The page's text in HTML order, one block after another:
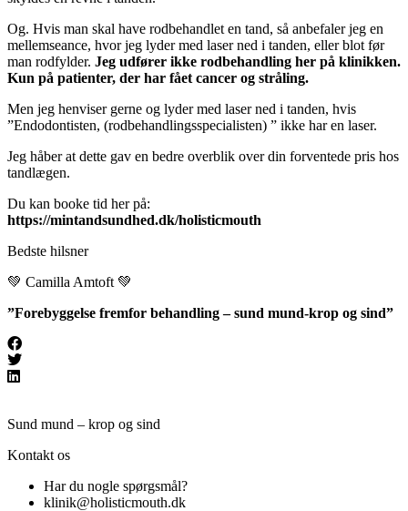
Og. Hvis man skal have rodbehandlet en tand, så anbefaler jeg en
mellemseance, hvor jeg lyder med laser ned i tanden, eller blot før
man rodfylder. Jeg udfører ikke rodbehandling her på klinikken.
Kun på patienter, der har fået cancer og stråling.
Men jeg henviser gerne og lyder med laser ned i tanden, hvis
”Endodontisten, (rodbehandlingsspecialisten) ” ikke har en laser.
Jeg håber at dette gav en bedre overblik over din forventede pris hos
tandlægen.
Du kan booke tid her på:
https://mintandsundhed.dk/holisticmouth
Bedste hilsner
💚 Camilla Amtoft 💚
”Forebyggelse fremfor behandling – sund mund-krop og sind”
Sund mund – krop og sind
Kontakt os
Har du nogle spørgsmål?
klinik@holisticmouth.dk